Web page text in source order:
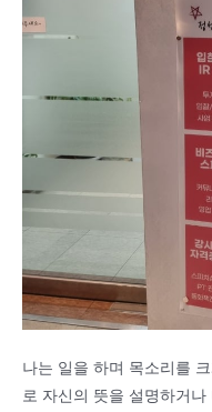
나는 일을 하며 목소리를
로 자신의 뜻을 설명하거